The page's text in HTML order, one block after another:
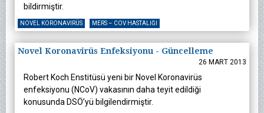
bildirmiştir.
NOVEL KORONAVIRÜS MERS – COV HASTALIĞI
Novel Koronavirüs Enfeksiyonu - Güncelleme
26 MART 2013
Robert Koch Enstitüsü yeni bir Novel Koronavirüs
enfeksiyonu (NCoV) vakasının daha teyit edildiği
konusunda DSÖ’yü bilgilendirmiştir.